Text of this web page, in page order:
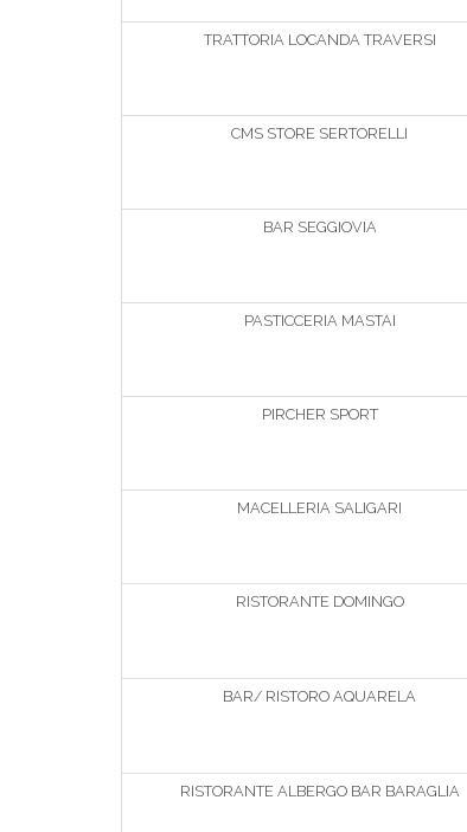
TRATTORIA LOCANDA TRAVERSI
CMS STORE SERTORELLI
BAR SEGGIOVIA
PASTICCERIA MASTAI
PIRCHER SPORT
MACELLERIA SALIGARI
RISTORANTE DOMINGO
BAR/ RISTORO AQUARELA
RISTORANTE ALBERGO BAR BARAGLIA